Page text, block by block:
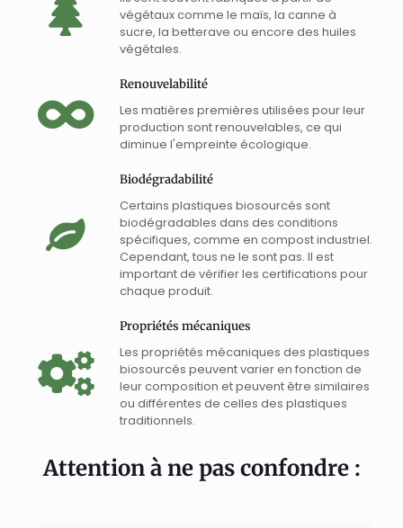
végétaux comme le maïs, la canne à
sucre, la betterave ou encore des huiles
végétales.
Renouvelabilité
Les matières premières utilisées pour leur
production sont renouvelables, ce qui
diminue l'empreinte écologique.
Biodégradabilité
Certains plastiques biosourcés sont
biodégradables dans des conditions
spécifiques, comme en compost industriel.
Cependant, tous ne le sont pas. Il est
important de vérifier les certifications pour
chaque produit.
Propriétés mécaniques
Les propriétés mécaniques des plastiques
biosourcés peuvent varier en fonction de
leur composition et peuvent être similaires
ou différentes de celles des plastiques
traditionnels.
Attention à ne pas confondre :